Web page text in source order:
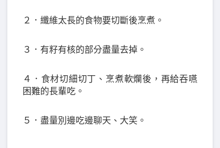
２．纖維太長的食物要切斷後烹煮。
３．有籽有核的部分盡量去掉。
４．食材切細切丁、烹煮軟爛後，再給吞嚥
困難的長輩吃。
５．盡量別邊吃邊聊天、大笑。